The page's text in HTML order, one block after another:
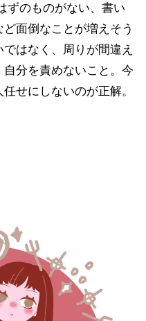
ずのものがない、書い
面倒なことが増えそう
はなく、周りが間違え
分を責めないこと。今
せにしないのが正解。